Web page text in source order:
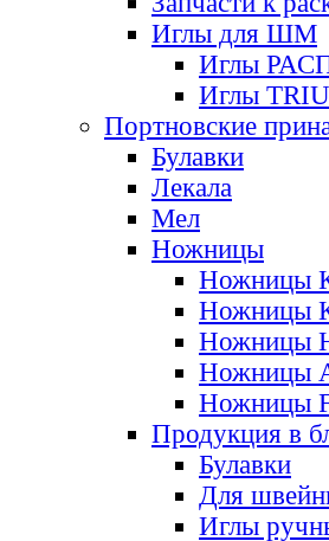
Иглы для ШМ
Иглы
Иглы
Портновские
Булавки
Лекала
Мел
Ножницы
Ножницы
Ножницы
Ножницы
Ножницы
Ножницы
Продукция в
Булавки
Для
Иглы